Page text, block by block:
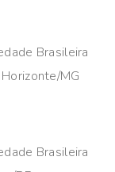
Brasileira
MG
Brasileira